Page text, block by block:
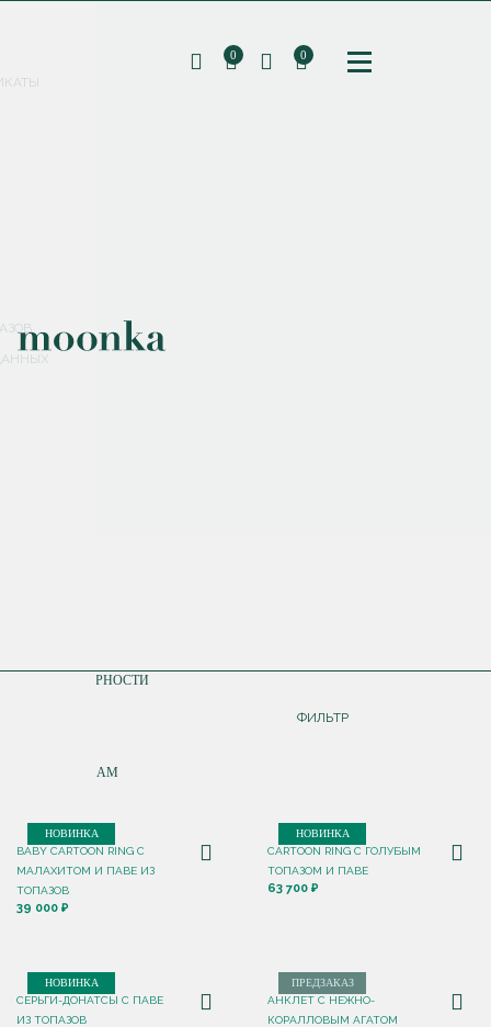
Соглашаюсь с
0 0
ПО ПОПУЛЯРНОСТИ
ПО НОВИНКАМ
ФИЛЬТР
НОВИНКА
BABY CARTOON RING С
МАЛАХИТОМ И ПАВЕ ИЗ
ТОПАЗОВ
39 000 ₽
НОВИНКА
CARTOON RING С ГОЛУБЫМ
ТОПАЗОМ И ПАВЕ
63 700 ₽
НОВИНКА
СЕРЬГИ-ДОНАТСЫ С ПАВЕ
ИЗ ТОПАЗОВ
ПРЕДЗАКАЗ
АНКЛЕТ С НЕЖНО-
КОРАЛЛОВЫМ АГАТОМ